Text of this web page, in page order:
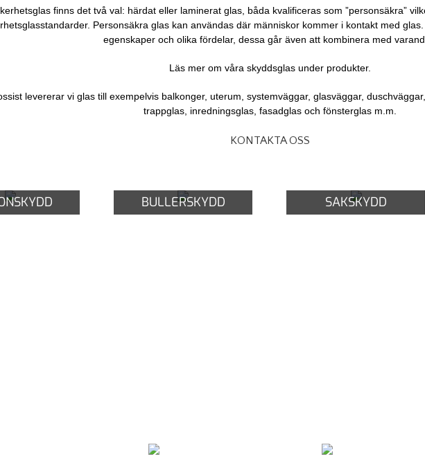
finns det två val: härdat eller laminerat glas, båda kvalificeras som ”personsäkra”
Personsäkra glas kan användas där människor kommer i kontakt med
egenskaper och olika fördelar, dessa går även att kombinera med
Läs mer om våra skyddsglas under produkter.
levererar vi glas till exempelvis balkonger, uterum, systemväggar, glasväggar,
trappglas, inredningsglas, fasadglas och fönsterglas m.m.
KONTAKTA OSS
BULLERSKYDD SAKSKYDD